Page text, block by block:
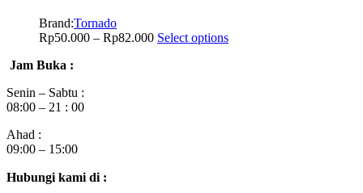
Brand:Tornado
Rp50.000 – Rp82.000 Select options
Jam Buka :
Senin – Sabtu :
08:00 – 21 : 00
Ahad :
09:00 – 15:00
Hubungi kami di :